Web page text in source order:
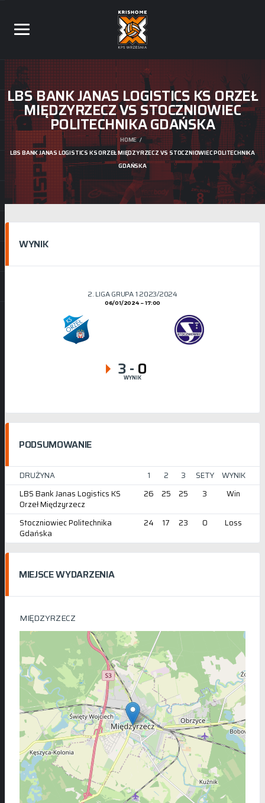
LBS BANK JANAS LOGISTICS KS ORZEŁ
MIĘDZYRZECZ VS STOCZNIOWIEC
POLITECHNIKA GDAŃSKA
HOME
LBS BANK JANAS LOGISTICS KS ORZEŁ MIĘDZYRZECZ VS STOCZNIOWIEC POLITECHNIKA
GDAŃSKA
WYNIK
2. LIGA GRUPA 1 2023/2024
06/01/2024 17:00
3- 0
WYNIK
PODSUMOWANIE
DRUŻYNA 1 2 3 SETY
WYNIK
LBS Bank Janas Logistics KS
Orzeł Międzyrzecz
26 25 25 3 Win
Stoczniowiec Politechnika
Gdańska
24 17 23 0 Loss
MIEJSCE WYDARZENIA
MIĘDZYRZECZ